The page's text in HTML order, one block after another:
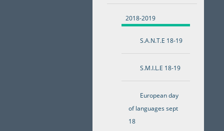
2018-2019
S.A.N.T.E 18-19
S.M.I.L.E 18-19
European day
of languages sept
18